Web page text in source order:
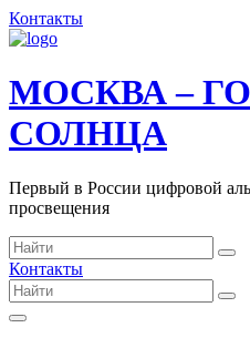
Контакты
МОСКВА –
СОЛНЦА
Первый в России цифровой
просвещения
Контакты